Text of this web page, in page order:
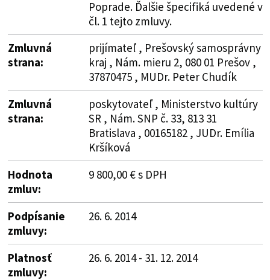
Poprade. Ďalšie špecifiká uvedené v
čl. 1 tejto zmluvy.
Zmluvná
strana:
prijímateľ , Prešovský samosprávny
kraj , Nám. mieru 2, 080 01 Prešov ,
37870475 , MUDr. Peter Chudík
Zmluvná
strana:
poskytovateľ , Ministerstvo kultúry
SR , Nám. SNP č. 33, 813 31
Bratislava , 00165182 , JUDr. Emília
Kršíková
Hodnota
zmluv:
9 800,00 € s DPH
Podpísanie
zmluvy:
26. 6. 2014
Platnosť
zmluvy:
26. 6. 2014 - 31. 12. 2014